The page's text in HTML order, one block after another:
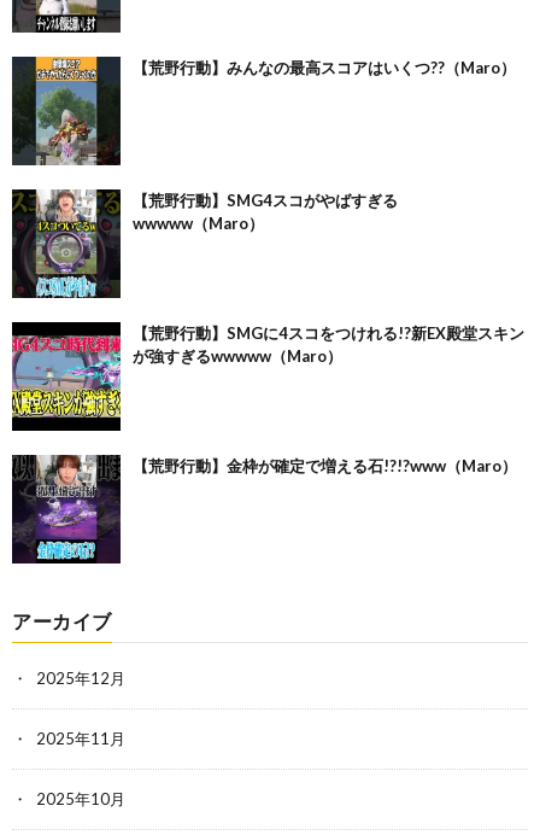
【荒野行動】みんなの最高スコアはいくつ??（Maro）
【荒野行動】SMG4スコがやばすぎる
wwwww（Maro）
【荒野行動】SMGに4スコをつけれる!?新EX殿堂スキン
が強すぎるwwwww（Maro）
【荒野行動】金枠が確定で増える石!?!?www（Maro）
アーカイブ
2025年12月
2025年11月
2025年10月